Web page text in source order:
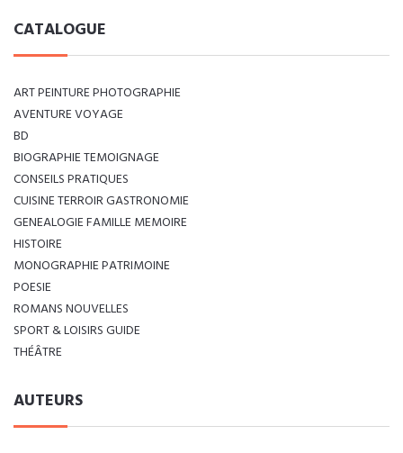
CATALOGUE
ART PEINTURE PHOTOGRAPHIE
AVENTURE VOYAGE
BD
BIOGRAPHIE TEMOIGNAGE
CONSEILS PRATIQUES
CUISINE TERROIR GASTRONOMIE
GENEALOGIE FAMILLE MEMOIRE
HISTOIRE
MONOGRAPHIE PATRIMOINE
POESIE
ROMANS NOUVELLES
SPORT & LOISIRS GUIDE
THÉÂTRE
AUTEURS